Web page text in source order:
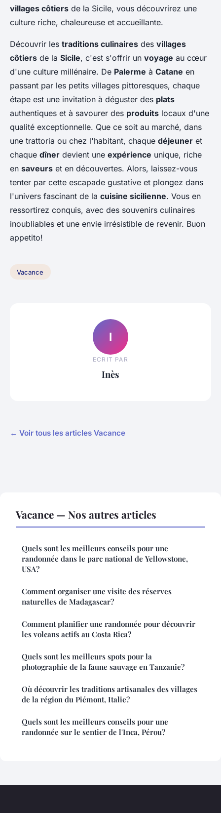
villages côtiers de la Sicile, vous découvrirez une
culture riche, chaleureuse et accueillante.
Découvrir les traditions culinaires des villages
côtiers de la Sicile, c'est s'offrir un voyage au cœur
d'une culture millénaire. De Palerme à Catane en
passant par les petits villages pittoresques, chaque
étape est une invitation à déguster des plats
authentiques et à savourer des produits locaux d'une
qualité exceptionnelle. Que ce soit au marché, dans
une trattoria ou chez l'habitant, chaque déjeuner et
chaque dîner devient une expérience unique, riche
en saveurs et en découvertes. Alors, laissez-vous
tenter par cette escapade gustative et plongez dans
l'univers fascinant de la cuisine sicilienne. Vous en
ressortirez conquis, avec des souvenirs culinaires
inoubliables et une envie irrésistible de revenir. Buon
appetito!
Vacance
I
ECRIT PAR
Inès
← Voir tous les articles Vacance
Vacance — Nos autres articles
Quels sont les meilleurs conseils pour une
randonnée dans le parc national de Yellowstone,
USA?
Comment organiser une visite des réserves
naturelles de Madagascar?
Comment planifier une randonnée pour découvrir
les volcans actifs au Costa Rica?
Quels sont les meilleurs spots pour la
photographie de la faune sauvage en Tanzanie?
Où découvrir les traditions artisanales des villages
de la région du Piémont, Italie?
Quels sont les meilleurs conseils pour une
randonnée sur le sentier de l'Inca, Pérou?